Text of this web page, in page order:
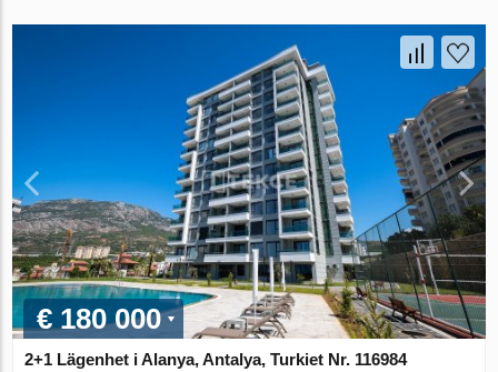
€ 180 000
2+1 Lägenhet i Alanya, Antalya, Turkiet Nr. 116984